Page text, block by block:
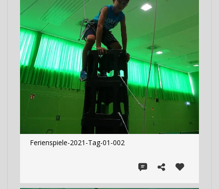
Ferienspiele-2021-Tag-01-002